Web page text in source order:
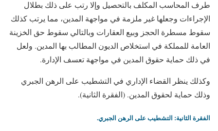
طرف المحاسب المكلف بالتحصيل وإلا رتب على ذلك بطلال
الإجراءات وجعلها غير ملزمة في مواجهة المدين، مما يرتب كذلك
سقوط مسطرة الحجز وبيع العقارات وبالتالي سقوط حق الخزينة
العامة للمملكة في استخلاص الديون المطالب بها المدين. ولعل
في ذلك حماية حقوق المدين في مواجهة تعسف الإدارة.
وكذلك ينظر القضاء الإداري في التشطيب على الرهن الجبري
وذلك حماية لحقوق المدين. (الفقرة الثانية).
الفقرة الثانية: التشطيب على الرهن الجبري.